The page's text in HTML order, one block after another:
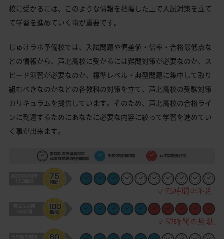
校に受かるには、このような情報を把握した上で入試対策を立て
て学習を進めていく事が重要です。
じゅけラボ予備校では、入試問題や偏差値・倍率・合格最低点な
どの情報から、芦北高校に受かるには難問対策が必要なのか、ス
ピード演習が必要なのか、標準レベル・典型問題に集中して取り
組むべきなのかなどの各教科の対策を立て、芦北高校の受験対策
カリキュラムを提供しています。そのため、芦北高校の合格ライ
ンに到達するためにあなたに必要な内容に絞って学習を進めてい
く事が出来ます。